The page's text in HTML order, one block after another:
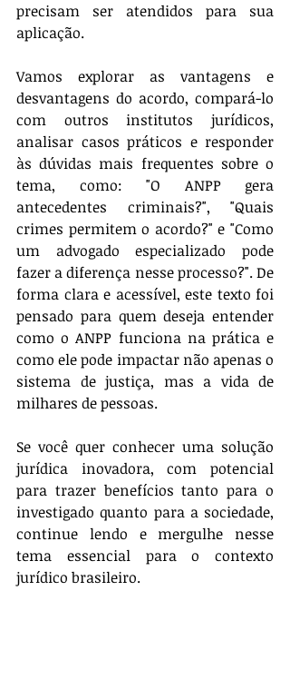
precisam ser atendidos para sua
aplicação.
Vamos explorar as vantagens e
desvantagens do acordo, compará-lo
com outros institutos jurídicos,
analisar casos práticos e responder
às dúvidas mais frequentes sobre o
tema, como: "O ANPP gera
antecedentes criminais?", "Quais
crimes permitem o acordo?" e "Como
um advogado especializado pode
fazer a diferença nesse processo?". De
forma clara e acessível, este texto foi
pensado para quem deseja entender
como o ANPP funciona na prática e
como ele pode impactar não apenas o
sistema de justiça, mas a vida de
milhares de pessoas.
Se você quer conhecer uma solução
jurídica inovadora, com potencial
para trazer benefícios tanto para o
investigado quanto para a sociedade,
continue lendo e mergulhe nesse
tema essencial para o contexto
jurídico brasileiro.